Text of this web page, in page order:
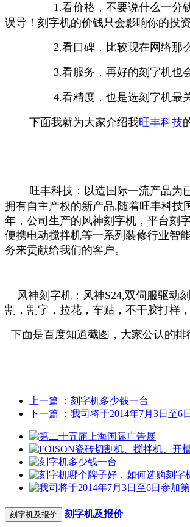
1.看价格，不要说什么一分
误导！刻字机的价钱只会影响你的投资
2.看口碑，比较现在网络那
3.看服务，再好的刻字机也
4.看精度，也是选刻字机最
下面我就为大家介绍我旺丰科技
旺丰科技：以造国际一流产品为
拥有自主产权的新产品.随着旺丰科技
年，公司生产的风神刻字机，平台刻
便携电动搅拌机等一系列装修行业智
务来贡献给我们的客户。
风神刻字机：风神S24,双伺服驱动
割，割字，拉花，车贴，不干胶打样
下面是百度知道截图，大家公认的
上一篇
：刻字机多少钱一台
下一篇
：我司将于2014年7月3日至
刻字机及报价 刻字机及报价